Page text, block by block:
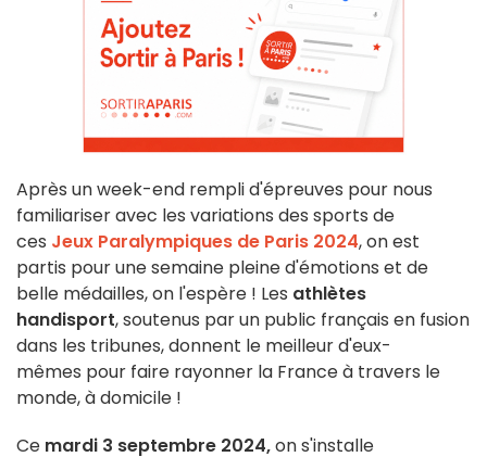
Après un week-end rempli d'épreuves pour nous
familiariser avec les variations des sports de
ces Jeux Paralympiques de Paris 2024, on est
partis pour une semaine pleine d'émotions et de
belle médailles, on l'espère ! Les athlètes
handisport, soutenus par un public français en fusion
dans les tribunes, donnent le meilleur d'eux-
mêmes pour faire rayonner la France à travers le
monde, à domicile !
Ce mardi 3 septembre 2024,on s'installe